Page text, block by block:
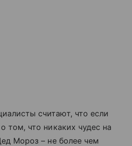
считают, что если
том, что никаких чудес на
Мороз – не более чем